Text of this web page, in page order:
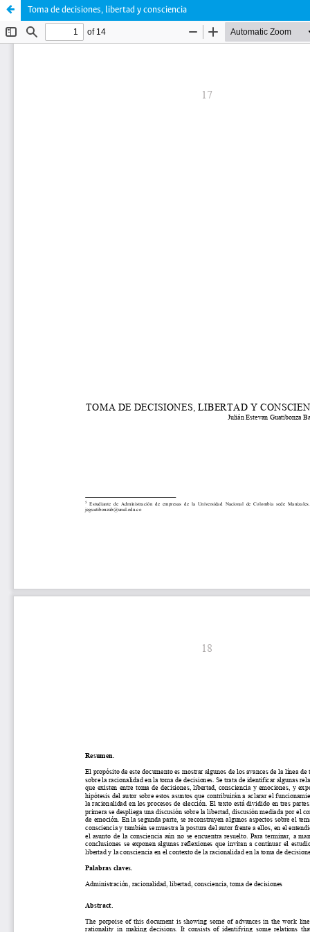
Toma de decisiones, libertad y consciencia